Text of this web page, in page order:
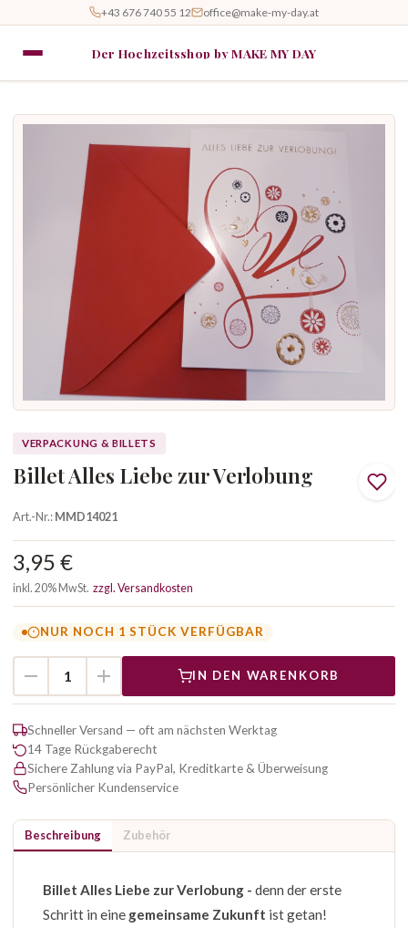
+43 676 740 55 12 office@make-my-day.at
Der Hochzeitsshop by MAKE MY DAY
VERPACKUNG & BILLETS
Billet Alles Liebe zur Verlobung
Art.-Nr.:MMD14021
3,95 €
inkl. 20% MwSt. zzgl. Versandkosten
NUR NOCH 1 STÜCK VERFÜGBAR
IN DEN WARENKORB
Schneller Versand — oft am nächsten Werktag
14 Tage Rückgaberecht
Sichere Zahlung via PayPal, Kreditkarte & Überweisung
Persönlicher Kundenservice
Beschreibung Zubehör
Billet Alles Liebe zur Verlobung - denn der erste
Schritt in eine gemeinsame Zukunft ist getan!